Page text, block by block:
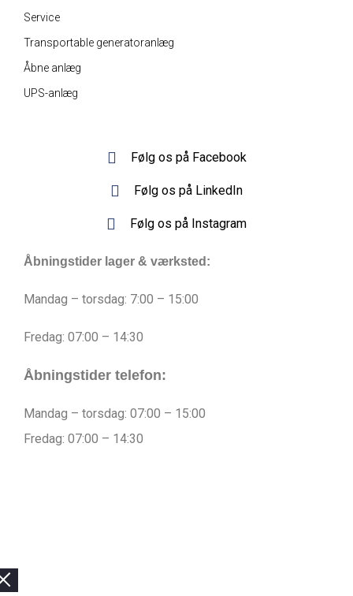
Service
Transportable generatoranlæg
Åbne anlæg
UPS-anlæg
Følg os på Facebook
Følg os på LinkedIn
Følg os på Instagram
Åbningstider lager & værksted:
Mandag – torsdag: 7:00 – 15:00
Fredag: 07:00 – 14:30
Åbningstider telefon:
Mandag – torsdag: 07:00 – 15:00
Fredag: 07:00 – 14:30